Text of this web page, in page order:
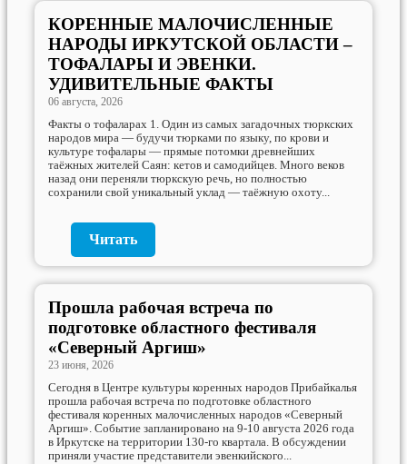
КОРЕННЫЕ МАЛОЧИСЛЕННЫЕ
НАРОДЫ ИРКУТСКОЙ ОБЛАСТИ –
ТОФАЛАРЫ И ЭВЕНКИ.
УДИВИТЕЛЬНЫЕ ФАКТЫ
06 августа, 2026
Факты о тофаларах 1. Один из самых загадочных тюркских
народов мира — будучи тюрками по языку, по крови и
культуре тофалары — прямые потомки древнейших
таёжных жителей Саян: кетов и самодийцев. Много веков
назад они переняли тюркскую речь, но полностью
сохранили свой уникальный уклад — таёжную охоту...
Читать
Прошла рабочая встреча по
подготовке областного фестиваля
«Северный Аргиш»
23 июня, 2026
Сегодня в Центре культуры коренных народов Прибайкалья
прошла рабочая встреча по подготовке областного
фестиваля коренных малочисленных народов «Северный
Аргиш». Событие запланировано на 9-10 августа 2026 года
в Иркутске на территории 130‑го квартала. В обсуждении
приняли участие представители эвенкийского...